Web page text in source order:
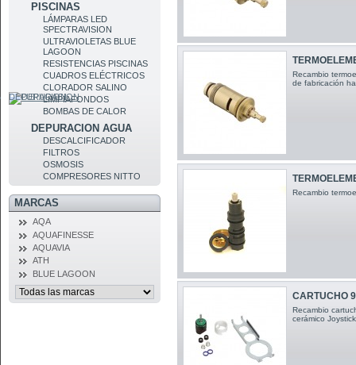
DEPURACION
PISCINAS
LÁMPARAS LED
SPECTRAVISION
ULTRAVIOLETAS BLUE
LAGOON
RESISTENCIAS PISCINAS
CUADROS ELÉCTRICOS
CLORADOR SALINO
LIMPIAFONDOS
BOMBAS DE CALOR
DEPURACION AGUA
DESCALCIFICADOR
FILTROS
OSMOSIS
COMPRESORES NITTO
MARCAS
AQA
AQUAFINESSE
AQUAVIA
ATH
BLUE LAGOON
Recambio t
de fabricación
Recambio
CARTUCHO
Recambio
cerámico Joystick